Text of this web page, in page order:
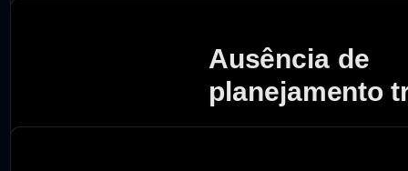
Ausência de
planejamento